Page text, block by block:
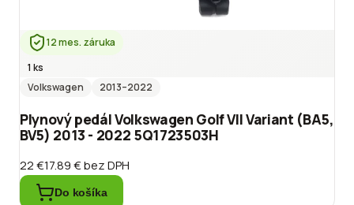
12 mes. záruka
1 ks
Volkswagen
2013–2022
Plynový pedál Volkswagen Golf VII Variant (BA5,
BV5) 2013 - 2022 5Q1723503H
22 €17.89 €bez DPH
Do košíka